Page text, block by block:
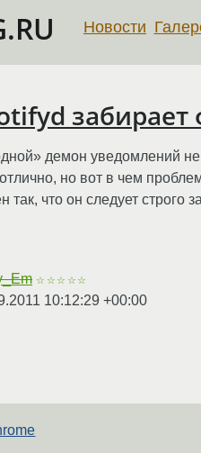
Новости
забирает
демон уведомлений
но вот в чем
так, что он следует строго
☆☆☆☆☆
10:12:29 +00:00